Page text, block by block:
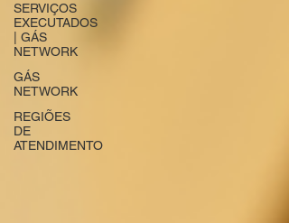
SERVIÇOS
EXECUTADOS
| GÁS
NETWORK
GÁS
NETWORK
REGIÕES
DE
ATENDIMENTO